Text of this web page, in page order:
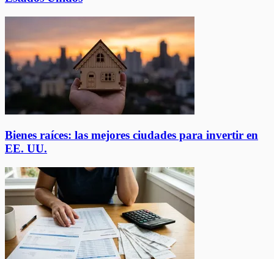
Bienes raíces: las mejores ciudades para invertir en
EE. UU.